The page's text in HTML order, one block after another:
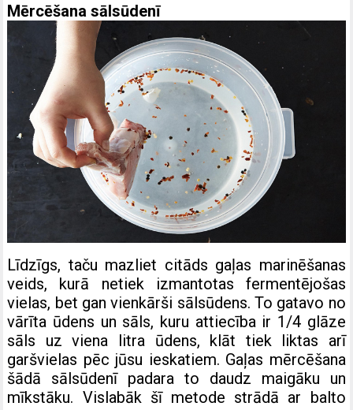
Mērcēšana sālsūdenī
Līdzīgs, taču mazliet citāds gaļas marinēšanas
veids, kurā netiek izmantotas fermentējošas
vielas, bet gan vienkārši sālsūdens. To gatavo no
vārīta ūdens un sāls, kuru attiecība ir 1/4 glāze
sāls uz viena litra ūdens, klāt tiek liktas arī
garšvielas pēc jūsu ieskatiem. Gaļas mērcēšana
šādā sālsūdenī padara to daudz maigāku un
mīkstāku. Vislabāk šī metode strādā ar balto